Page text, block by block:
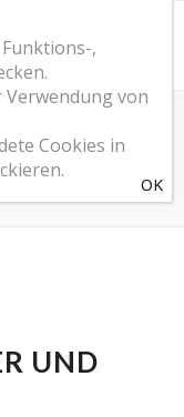
UND
,
Verwendung von
Cookies in